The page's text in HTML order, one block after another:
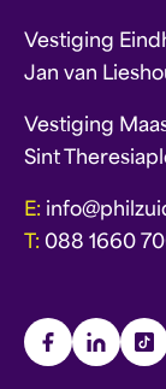
Vestiging
Jan van
Vestiging
Sint
E:
T: 088 1660